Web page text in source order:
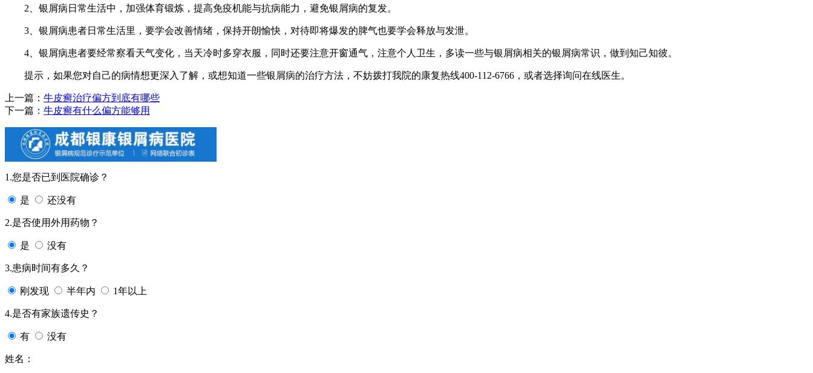
2、银屑病日常生活中，加强体育锻炼，提高免疫机能与抗病能力，避免银屑病的复发。
3、银屑病患者日常生活里，要学会改善情绪，保持开朗愉快，对待即将爆发的脾气也要学会释放与发泄。
4、银屑病患者要经常察看天气变化，当天冷时多穿衣服，同时还要注意开窗通气，注意个人卫生，多读一些与银屑病相关的银屑病常识，做到知己知彼。
提示，如果您对自己的病情想更深入了解，或想知道一些银屑病的治疗方法，不妨拨打我院的康复热线400-112-6766，或者选择询问在线医生。
上一篇： 牛皮癣治疗偏方到底有哪些
下一篇： 牛皮癣有什么偏方能够用
1.您是否已到医院确诊？
是 还没有
2.是否使用外用药物？
是 没有
3.患病时间有多久？
刚发现 半年内 1年以上
4.是否有家族遗传史？
有 没有
姓名：